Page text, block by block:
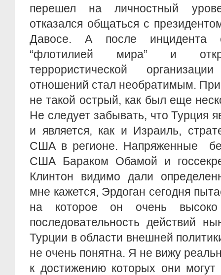
перешел на личностный
отказался общаться с
Давосе. А после инцидента
“флотилией мира” и
террористической
отношений стал необратимым.
не такой острый, как был еще
Не следует забывать, что Турция
и является, как и Израиль,
США в регионе. Напряженные
США Бараком Обамой и
Клинтон видимо дали
мне кажется, Эрдоган сегодня
на которое он очень высоко
последовательность действий
Турции в области внешней
не очень понятна. Я не вижу
к достижению которых они могут